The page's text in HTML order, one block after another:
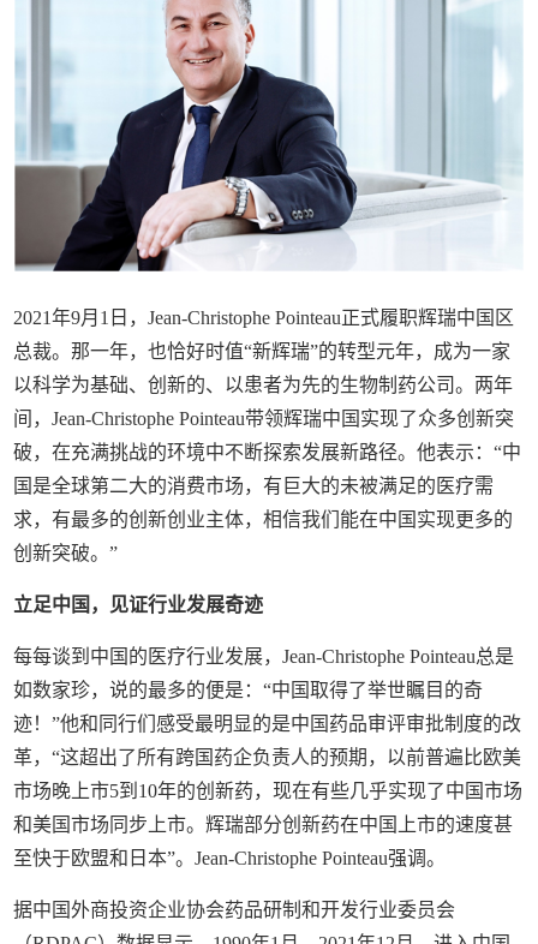
2021年9月1日，Jean-Christophe Pointeau正式履职辉瑞中国区
总裁。那一年，也恰好时值“新辉瑞”的转型元年，成为一家
以科学为基础、创新的、以患者为先的生物制药公司。两年
间，Jean-Christophe Pointeau带领辉瑞中国实现了众多创新突
破，在充满挑战的环境中不断探索发展新路径。他表示：“中
国是全球第二大的消费市场，有巨大的未被满足的医疗需
求，有最多的创新创业主体，相信我们能在中国实现更多的
创新突破。”
立足中国，见证行业发展奇迹
每每谈到中国的医疗行业发展，Jean-Christophe Pointeau总是
如数家珍，说的最多的便是：“中国取得了举世瞩目的奇
迹！”他和同行们感受最明显的是中国药品审评审批制度的改
革，“这超出了所有跨国药企负责人的预期，以前普遍比欧美
市场晚上市5到10年的创新药，现在有些几乎实现了中国市场
和美国市场同步上市。辉瑞部分创新药在中国上市的速度甚
至快于欧盟和日本”。Jean-Christophe Pointeau强调。
据中国外商投资企业协会药品研制和开发行业委员会